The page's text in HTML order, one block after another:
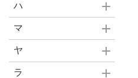
ハ
マ
ヤ
ラ